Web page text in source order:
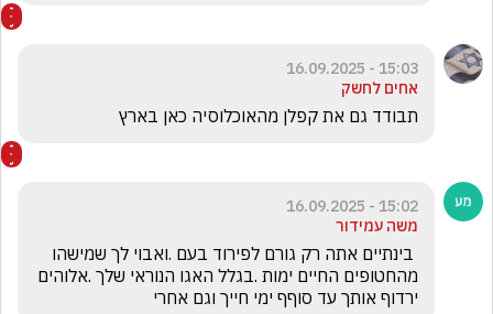
15:03 - 16.09.2025
אחים לחשק
תבודד גם את קפלן מהאוכלוסיה כאן בארץ
15:02 - 16.09.2025
משה עמידור
ירדוף אותך עד סוףף ימי חייך וגם אחרי